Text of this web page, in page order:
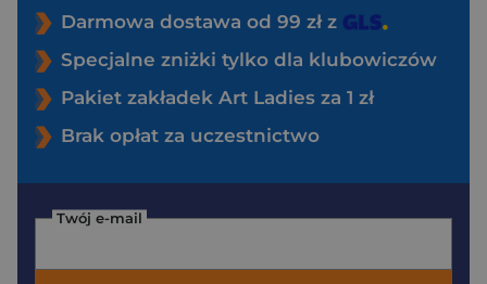
Darmowa dostawa od 99 zł z
Specjalne zniżki tylko dla klubowiczów
Pakiet zakładek Art Ladies za 1 zł
Brak opłat za uczestnictwo
Twój e-mail